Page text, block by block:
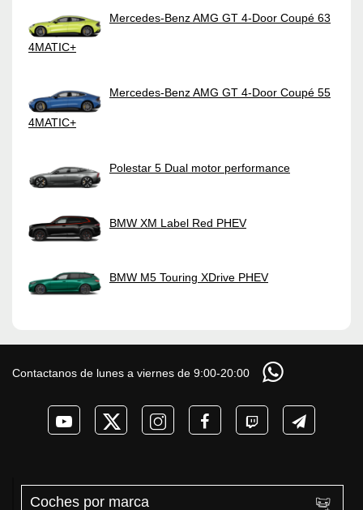
Mercedes-Benz AMG GT 4-Door Coupé 63
4MATIC+
Mercedes-Benz AMG GT 4-Door Coupé 55
4MATIC+
Polestar 5 Dual motor performance
BMW XM Label Red PHEV
BMW M5 Touring XDrive PHEV
Contactanos de lunes a viernes de 9:00-20:00
Coches por marca